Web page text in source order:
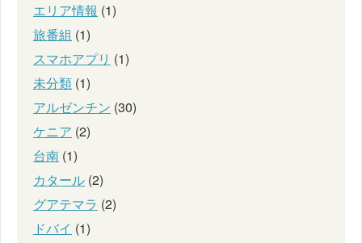
エリア情報 (1)
旅番組 (1)
スマホアプリ (1)
未分類 (1)
アルゼンチン (30)
ケニア (2)
台南 (1)
カタール (2)
グアテマラ (2)
ドバイ (1)